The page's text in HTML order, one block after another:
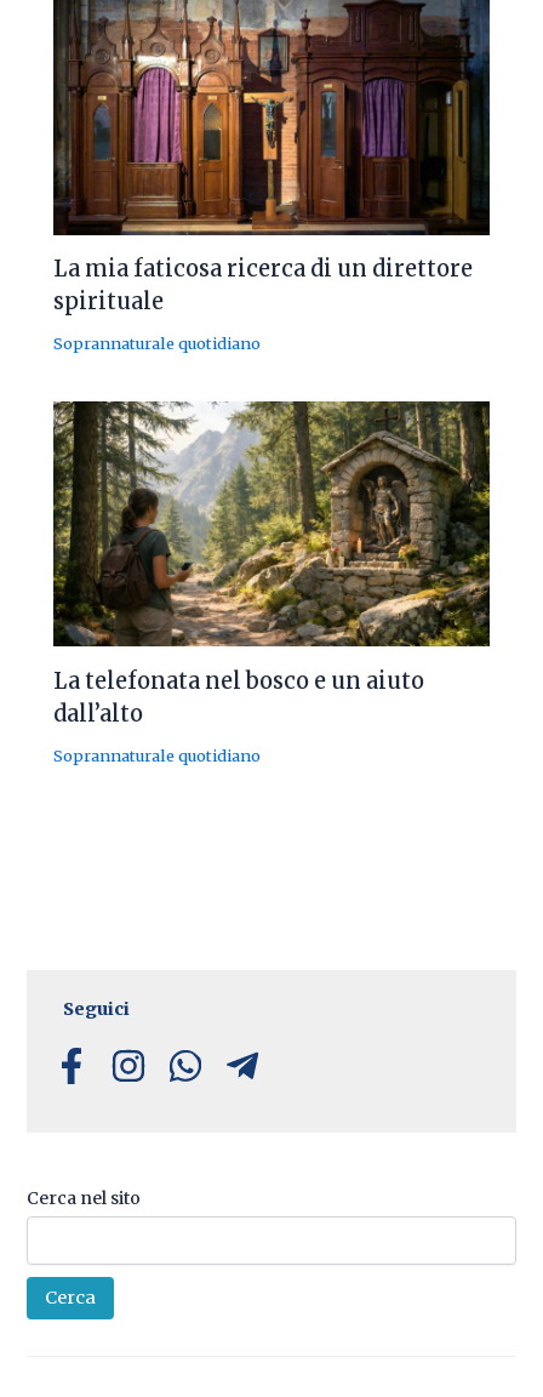
La mia faticosa ricerca di un direttore
spirituale
Soprannaturale quotidiano
La telefonata nel bosco e un aiuto
dall’alto
Soprannaturale quotidiano
Seguici
Cerca nel sito
Cerca